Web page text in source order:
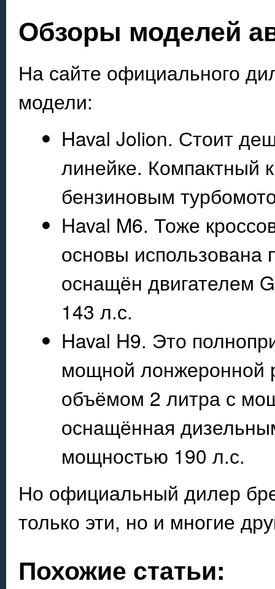
Обзоры моделей
На сайте официального
модели:
Haval Jolion. Стоит
линейке. Компактный
бензиновым
Haval M6. Тоже
основы
оснащён двигателем
143 л.с.
Haval H9. Это
мощной лонжеронной
объёмом 2 литра с
оснащённая
мощностью 190 л.с.
Но официальный дилер
только эти, но и многие
Похожие статьи: